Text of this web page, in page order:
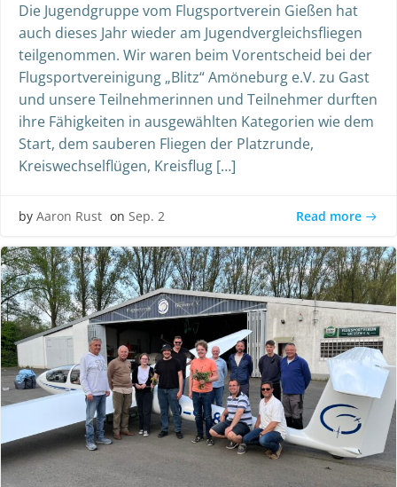
Die Jugendgruppe vom Flugsportverein Gießen hat
auch dieses Jahr wieder am Jugendvergleichsfliegen
teilgenommen. Wir waren beim Vorentscheid bei der
Flugsportvereinigung „Blitz“ Amöneburg e.V. zu Gast
und unsere Teilnehmerinnen und Teilnehmer durften
ihre Fähigkeiten in ausgewählten Kategorien wie dem
Start, dem sauberen Fliegen der Platzrunde,
Kreiswechselflügen, Kreisflug […]
by Aaron Rust on Sep. 2 Read more